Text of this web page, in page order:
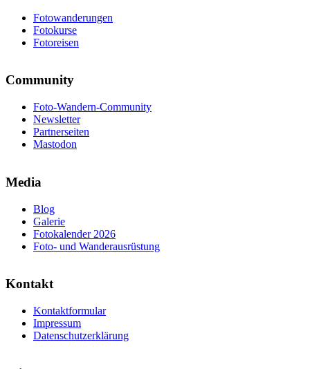
Fotowanderungen
Fotokurse
Fotoreisen
Community
Foto-Wandern-Community
Newsletter
Partnerseiten
Mastodon
Media
Blog
Galerie
Fotokalender 2026
Foto- und Wanderausrüstung
Kontakt
Kontaktformular
Impressum
Datenschutzerklärung